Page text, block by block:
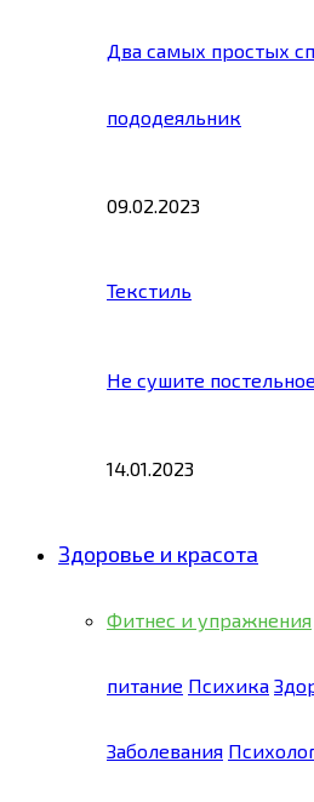
Два самых простых
пододеяльник
09.02.2023
Текстиль
Не сушите
14.01.2023
Здоровье и красота
Фитнес и упражнения
питание Психика
Заболевания